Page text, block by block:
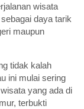
wisata
daya tarik
maupun
tidak kalah
ini mulai sering
yang ada di
terbukti